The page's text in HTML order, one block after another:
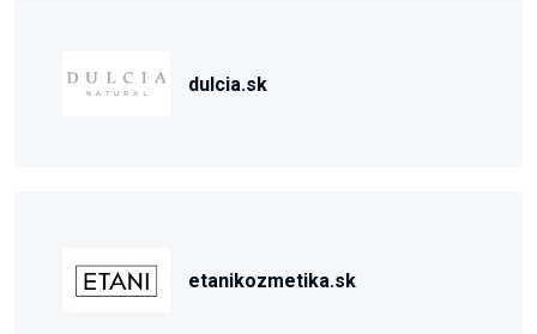
dulcia.sk
etanikozmetika.sk